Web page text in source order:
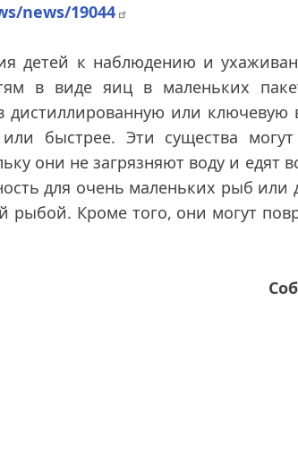
news/19044
детей к наблюдению и
в виде яиц в маленьких
или ключевую
быстрее. Эти существа могут
они не загрязняют воду и едят
для очень маленьких рыб или
Кроме того, они могут